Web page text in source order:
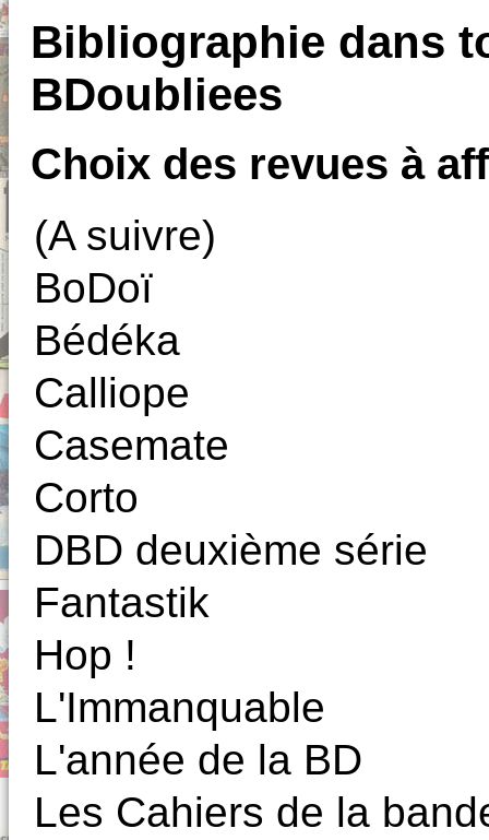
Bibliographie dans
BDoubliees
Choix des revues à
(A suivre)
BoDoï
Bédéka
Calliope
Casemate
Corto
DBD deuxième série
Fantastik
Hop !
L'Immanquable
L'année de la BD
Les Cahiers de la